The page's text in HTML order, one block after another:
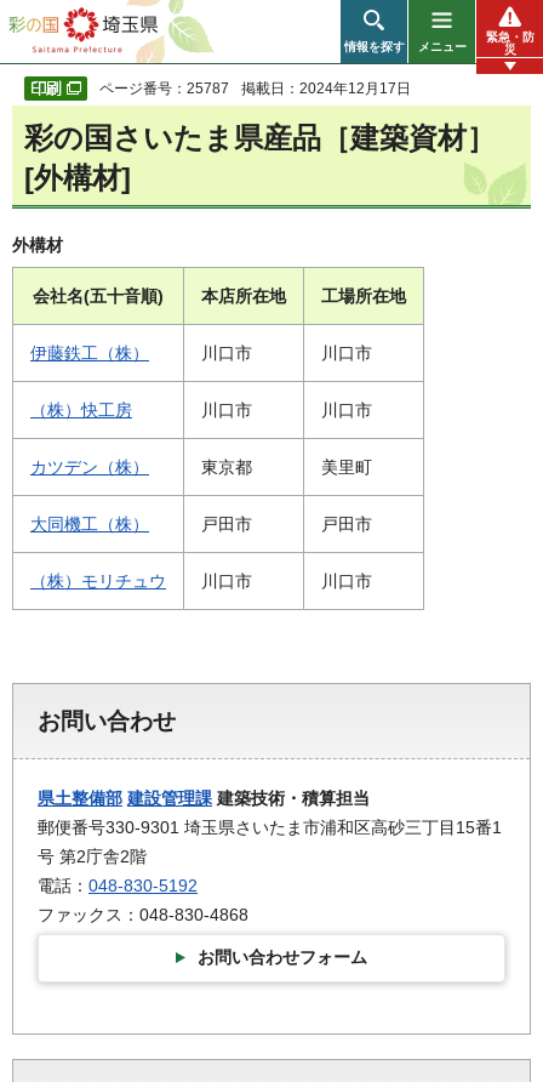
彩の国 埼玉県
情報を探す メニュー
緊急・防
災
ページ番号：25787 掲載日：2024年12月17日
彩の国さいたま県産品［建築資材］
[外構材]
外構材
会社名(五十音順) 本店所在地 工場所在地
伊藤鉄工（株） 川口市 川口市
（株）快工房 川口市 川口市
カツデン（株） 東京都 美里町
大同機工（株） 戸田市 戸田市
（株）モリチュウ 川口市 川口市
お問い合わせ
県土整備部 建設管理課 建築技術・積算担当
郵便番号330-9301 埼玉県さいたま市浦和区高砂三丁目15番1
号 第2庁舎2階
電話： 048-830-5192
ファックス：048-830-4868
お問い合わせフォーム